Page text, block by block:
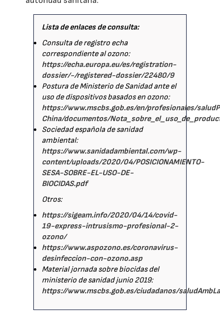
Lista de enlaces de consulta:
Consulta de registro echa
correspondiente al ozono:
https://echa.europa.eu/es/registration-
dossier/-/registered-dossier/22480/9
Postura de Ministerio de Sanidad ante el
uso de dispositivos basados en ozono:
https://www.mscbs.gob.es/en/profesionales/
China/documentos/
Sociedad española de sanidad
ambiental:
https://www.sanidadambiental.com/wp-
content/uploads/2020/04/POSICIONAMIENTO-
SESA-SOBRE-EL-USO-DE-
BIOCIDAS.pdf
Otros:
https://sigeam.info/2020/04/14/covid-
19-express-intrusismo-profesional-2-
ozono/
https://www.aspozono.es/coronavirus-
desinfeccion-con-ozono.asp
Material jornada sobre biocidas del
ministerio de sanidad junio 2019:
https://www.mscbs.gob.es/ciudadanos/